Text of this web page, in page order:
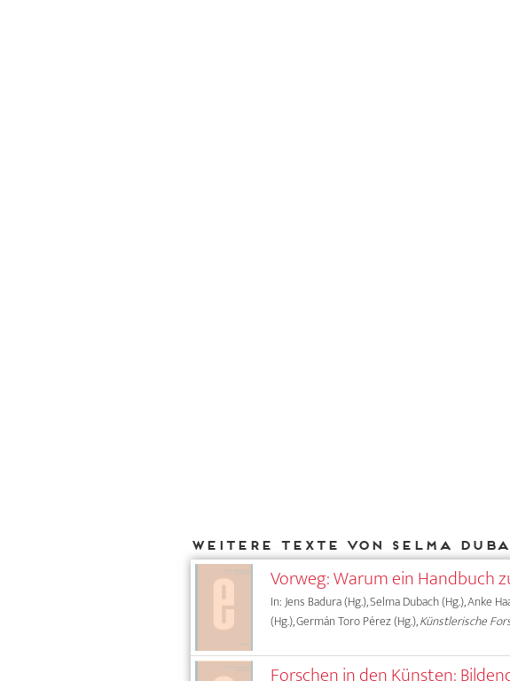
Weitere Texte von Selma
Vorweg: Warum ein Handbuch
In: Jens Badura (Hg.), Selma Dubach (Hg.), Anke
(Hg.), Germán Toro Pérez (Hg.),Künstlerische